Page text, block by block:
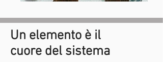
Un elemento è il
cuore del sistema